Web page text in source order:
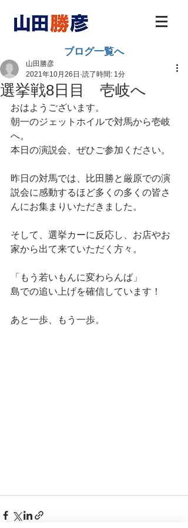
ブログ一覧へ
選挙戦8日目 壱岐へ
山田勝彦
2021年10月26日 読了時間: 1分
おはようございます。
朝一のジェットホイルで対馬から壱岐
へ。
本日の演説会、ぜひご参加ください。
昨日の対馬では、比田勝と厳原での演
説会に感動するほど多くの多くの皆さ
んにお集まりいただきました。
そして、選挙カーに反応し、お店やお
家から出て来ていただく方々。
「もう若いもんに変わらんば」
島での追い上げを確信しています！
あと一歩、もう一歩。